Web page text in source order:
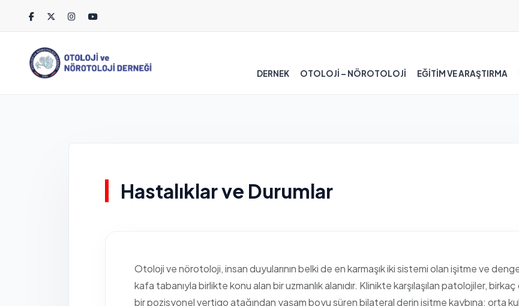
DERNEK OTOLOJİ – NÖROTOLOJİ EĞİTİM VE ARAŞTIRMA
Hastalıklar ve Durumlar
Otoloji ve nörotoloji, insan duyularının belki de en karmaşık iki sistemi olan işitme ve
kafa tabanıyla birlikte konu alan bir uzmanlık alanıdır. Klinikte karşılaşılan patolojiler,
bir pozisyonel vertigo atağından yaşam boyu süren bilateral derin işitme kaybına; orta